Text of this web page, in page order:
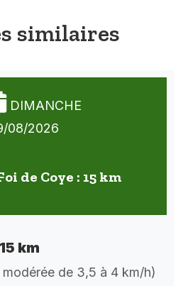
similaires
DIMANCHE
08/2026
de Coye : 15 km
km
de 3,5 à 4 km/h)